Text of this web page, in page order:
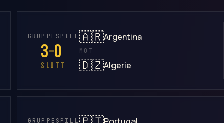
GRUPPESPILL
3–0
SLUTT
🇦🇷Argentina
MOT
🇩🇿Algerie
GRUPPESPILL